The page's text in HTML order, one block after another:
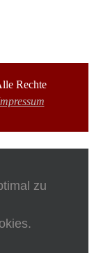
Rechte
zu